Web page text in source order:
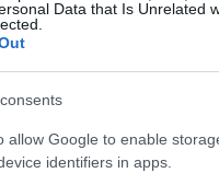
Data that Is Unrelated
allow Google to enable
identifiers in apps.
En attendant
il y a bien un domaine
en croit l’analyse du
ne dispose d’un
de 53 ans toucherait
du podium devant